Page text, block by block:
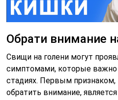
Обрати внимание
Свищи на голени могут
симптомами, которые важно
стадиях. Первым признаком,
обратить внимание,